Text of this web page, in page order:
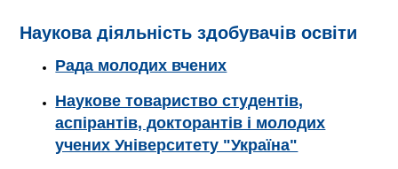
Наукова діяльність здобувачів освіти
Рада молодих вчених
Наукове товариство студентів,
аспірантів, докторантів і молодих
учених Університету "Україна"